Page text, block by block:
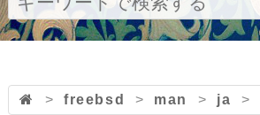
> freebsd > man > ja >